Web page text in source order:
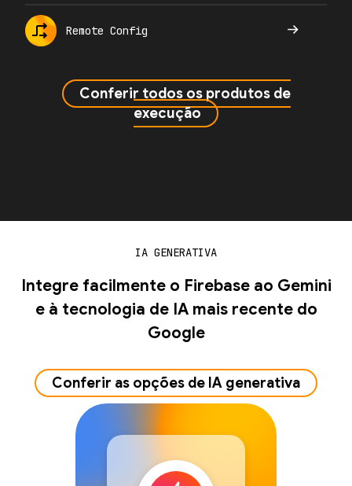
Remote Config
Conferir todos os produtos de
execução
IA GENERATIVA
Integre facilmente o Firebase ao Gemini
e à tecnologia de IA mais recente do
Google
Conferir as opções de IA generativa